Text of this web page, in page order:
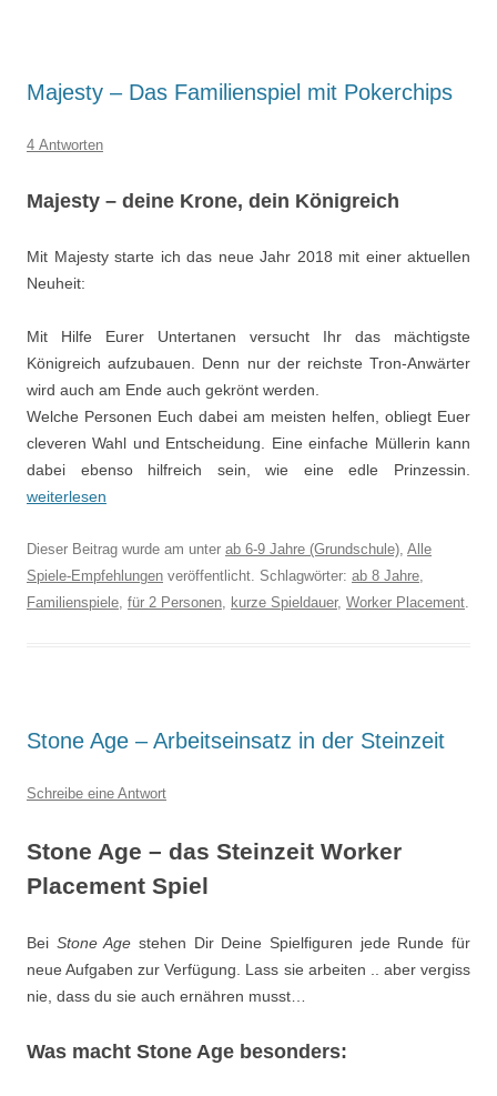
Majesty – Das Familienspiel mit Pokerchips
4 Antworten
Majesty – deine Krone, dein Königreich
Mit Majesty starte ich das neue Jahr 2018 mit einer aktuellen
Neuheit:
Mit Hilfe Eurer Untertanen versucht Ihr das mächtigste
Königreich aufzubauen. Denn nur der reichste Tron-Anwärter
wird auch am Ende auch gekrönt werden.
Welche Personen Euch dabei am meisten helfen, obliegt Euer
cleveren Wahl und Entscheidung. Eine einfache Müllerin kann
dabei ebenso hilfreich sein, wie eine edle Prinzessin.
weiterlesen
Dieser Beitrag wurde am unter ab 6-9 Jahre (Grundschule), Alle
Spiele-Empfehlungen veröffentlicht. Schlagwörter: ab 8 Jahre,
Familienspiele, für 2 Personen, kurze Spieldauer, Worker Placement.
Stone Age – Arbeitseinsatz in der Steinzeit
Schreibe eine Antwort
Stone Age – das Steinzeit Worker
Placement Spiel
Bei Stone Age stehen Dir Deine Spielfiguren jede Runde für
neue Aufgaben zur Verfügung. Lass sie arbeiten .. aber vergiss
nie, dass du sie auch ernähren musst…
Was macht Stone Age besonders: